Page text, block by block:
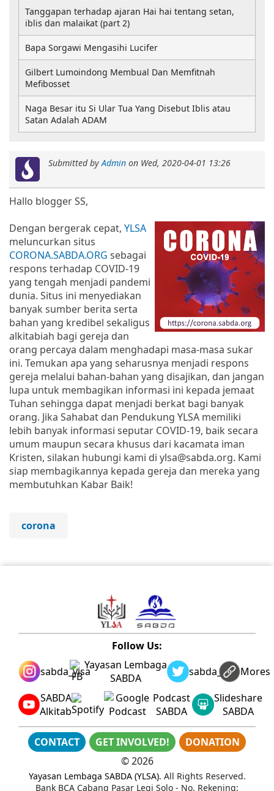
Submitted by Admin on Wed, 2020-04-01 13:26
Hallo blogger SS,
Dengan bergerak cepat, YLSA
meluncurkan situs
CORONA.SABDA.ORG sebagai
respons terhadap COVID-19
yang tengah menjadi pandemi
dunia. Situs ini menyediakan
banyak sumber berita serta
bahan yang kredibel sekaligus
alkitabiah bagi gereja dan
orang percaya dalam menghadapi masa-masa sukar
ini. Temukan apa yang seharusnya menjadi respons
gereja melalui bahan-bahan yang disajikan, dan jangan
lupa untuk membagikan informasi ini kepada jemaat
Tuhan sehingga dapat menjadi berkat bagi banyak
orang. Jika Sahabat dan Pendukung YLSA memiliki
lebih banyak informasi seputar COVID-19, baik secara
umum maupun secara khusus dari kacamata iman
Kristen, silakan hubungi kami di ylsa@sabda.org. Kami
siap membagikannya kepada gereja dan mereka yang
membutuhkan Kabar Baik!
corona
Tanggapan terhadap ajaran Hai hai tentang setan,
iblis dan malaikat (part 2)
Bapa Sorgawi Mengasihi Lucifer
Gilbert Lumoindong Membual Dan Memfitnah
Mefibosset
Naga Besar itu Si Ular Tua Yang Disebut Iblis atau
Satan Adalah ADAM
Follow Us:
sabda_ylsaYayasan Lembaga
SABDA
sabda_ylsaMores
SABDA
Alkitab
Podcast
SABDA
Slideshare
SABDA
CONTACT GET INVOLVED!
DONATION
©2026
Yayasan Lembaga SABDA (YLSA). All Rights Reserved.
Bank BCA Cabang Pasar Legi Solo - No. Rekening: